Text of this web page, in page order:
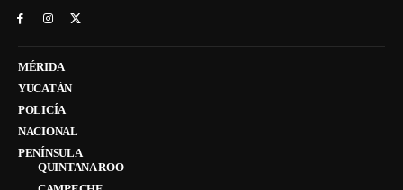
MÉRIDA
YUCATÁN
POLICÍA
NACIONAL
PENÍNSULA
QUINTANA ROO